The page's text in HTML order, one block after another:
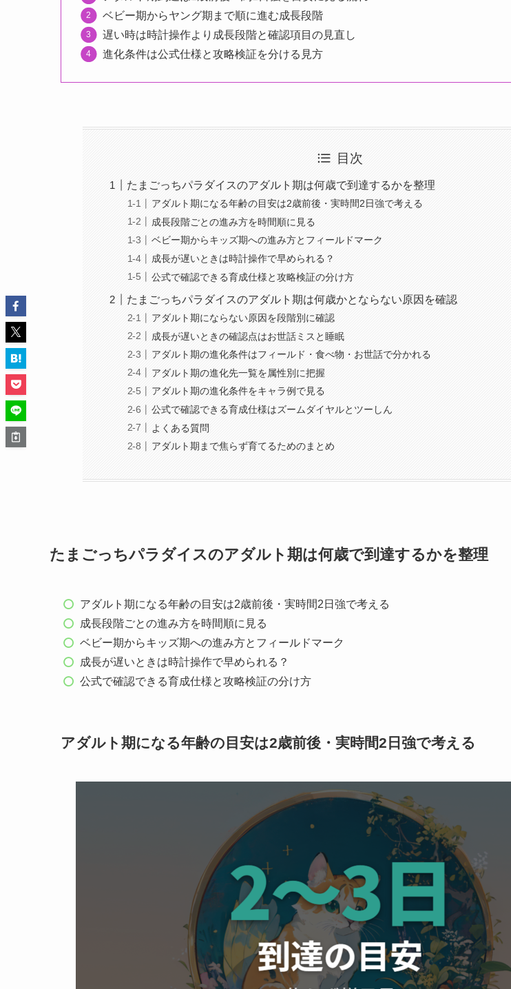
ベビー期からヤング期まで順に進む成長段階
遅い時は時計操作より成長段階と確認項目の見直し
進化条件は公式仕様と攻略検証を分ける見方
目次
たまごっちパラダイスのアダルト期は何歳で到達するかを整理
アダルト期になる年齢の目安は2歳前後・実時間2日強で考える
成長段階ごとの進み方を時間順に見る
ベビー期からキッズ期への進み方とフィールドマーク
成長が遅いときは時計操作で早められる？
公式で確認できる育成仕様と攻略検証の分け方
たまごっちパラダイスのアダルト期は何歳かとならない原因を確認
アダルト期にならない原因を段階別に確認
成長が遅いときの確認点はお世話ミスと睡眠
アダルト期の進化条件はフィールド・食べ物・お世話で分かれる
アダルト期の進化先一覧を属性別に把握
アダルト期の進化条件をキャラ例で見る
公式で確認できる育成仕様はズームダイヤルとツーしん
よくある質問
アダルト期まで焦らず育てるためのまとめ
たまごっちパラダイスのアダルト期は何歳で到達するかを整理
アダルト期になる年齢の目安は2歳前後・実時間2日強で考える
成長段階ごとの進み方を時間順に見る
ベビー期からキッズ期への進み方とフィールドマーク
成長が遅いときは時計操作で早められる？
公式で確認できる育成仕様と攻略検証の分け方
アダルト期になる年齢の目安は2歳前後・実時間2日強で考える